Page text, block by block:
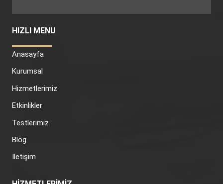
HIZLI MENU
Anasayfa
Kurumsal
Hizmetlerimiz
Etkinlikler
Testlerimiz
Blog
İletişim